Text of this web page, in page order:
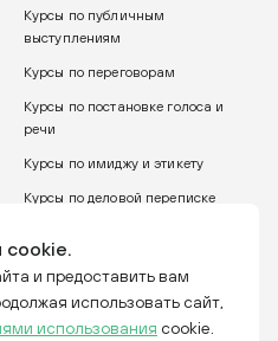
cookie.
и предоставить вам
использовать сайт,
использования cookie.
Курсы по публичным
выступлениям
Курсы по переговорам
Курсы по постановке голоса и
речи
Курсы по имиджу и этикету
Курсы по деловой переписке